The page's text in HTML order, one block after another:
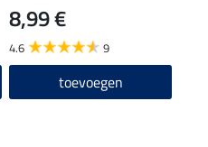
8,99 €
4.6 9
toevoegen